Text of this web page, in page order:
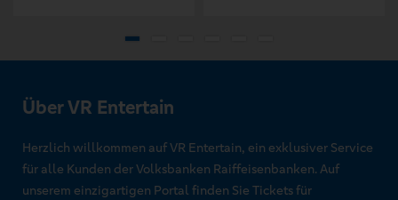
Über VR Entertain
Herzlich willkommen auf VR Entertain, ein exklusiver Service
für alle Kunden der Volksbanken Raiffeisenbanken. Auf
unserem einzigartigen Portal finden Sie Tickets für